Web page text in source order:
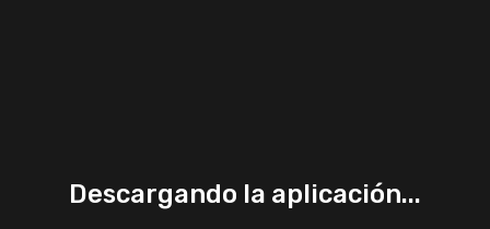
Descargando la aplicación...